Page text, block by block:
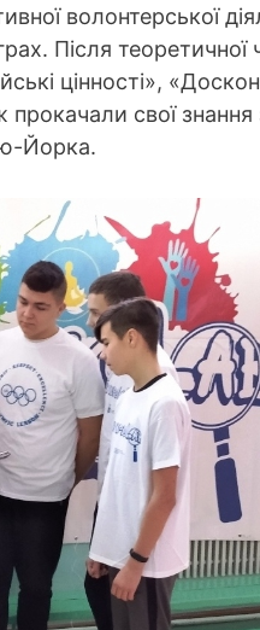
волонтерської
Після
цінності»,
прокачали свої
Йорка.